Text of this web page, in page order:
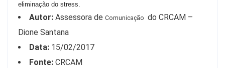
eliminação do stress.
Autor: Assessora de Comunicação do CRCAM –
Dione Santana
Data: 15/02/2017
Fonte: CRCAM